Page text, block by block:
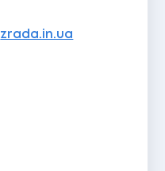
zrada.in.ua